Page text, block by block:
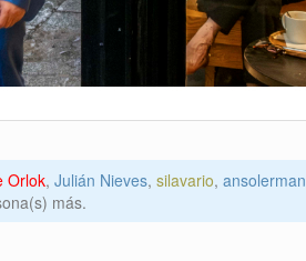
Orlok, Julián Nieves, silavario, ansolerman
más.